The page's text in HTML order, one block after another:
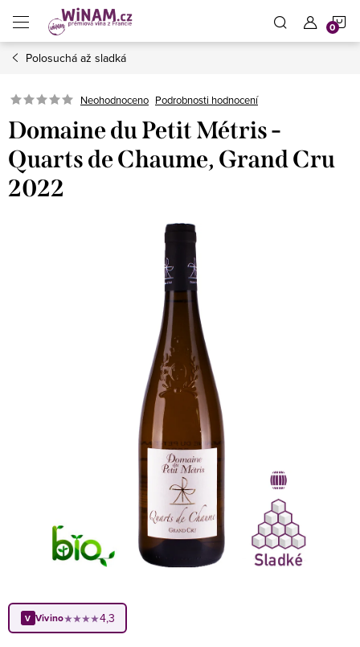
obsah
Polosuchá až sladká
Neohodnoceno Podrobnosti hodnocení
Domaine du Petit Métris -
Quarts de Chaume, Grand Cru
2022
V Vivino★★★★4,3